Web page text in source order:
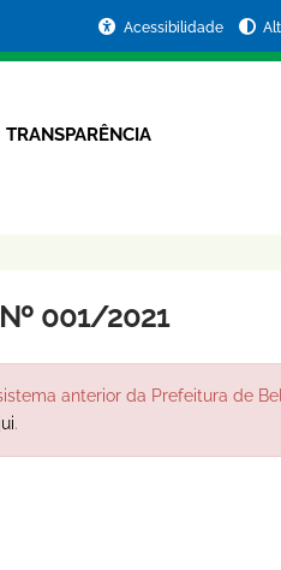
Acessibilidade
TRANSPARÊNCIA
001/2021
anterior da Prefeitura de
.